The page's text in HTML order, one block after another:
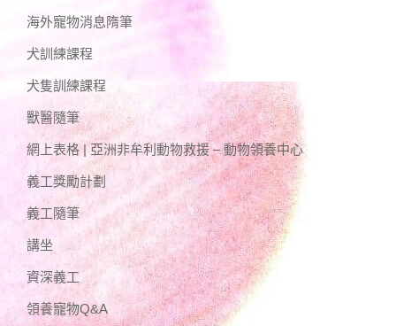
海外寵物消息隋筆
犬訓練課程
犬隻訓練課程
獸醫隨筆
網上表格 | 亞洲非牟利動物救援 – 動物領養中心
義工獎勵計劃
義工隨筆
講坐
資深義工
領養寵物Q&A